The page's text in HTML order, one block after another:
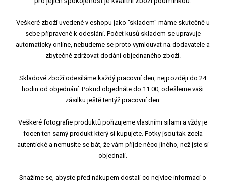
Veškeré zboží uvedené v eshopu jako "skladem" máme skutečně u
sebe připravené k odeslání. Počet kusů skladem se upravuje
automaticky online, nebudeme se proto vymlouvat na dodavatele a
zbytečně zdržovat dodání objednaného zboží.
Skladové zboží odesíláme každý pracovní den, nejpozději do 24
hodin od objednání. Pokud objednáte do 11.00, odešleme vaši
zásilku ještě tentýž pracovní den.
Veškeré fotografie produktů pořizujeme vlastními silami a vždy je
focen ten samý produkt který si kupujete. Fotky jsou tak zcela
autentické a nemusíte se bát, že vám přijde něco jiného, než jste si
objednali.
Snažíme se, abyste před nákupem dostali co nejvíce informací o